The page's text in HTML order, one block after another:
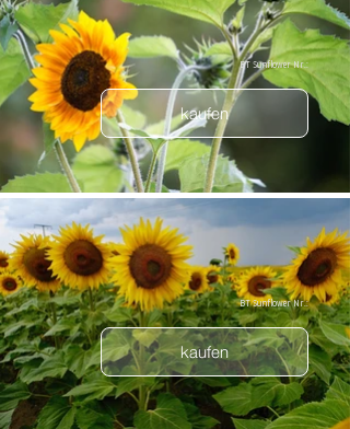
BT Sunflower Nr.:
kaufen
BT Sunflower Nr.:
kaufen